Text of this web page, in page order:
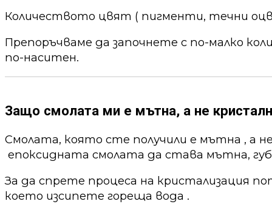
Количеството цвят ( пигменти, течни
Препоръчваме да започнете с по-малко
по-наситен.
Защо смолата ми е мътна, а не
Смолата, която сте получили е мътна , а
епоксидната смолата да става мътна,
За да спрете процеса на кристализация
което изсипете гореща вода .